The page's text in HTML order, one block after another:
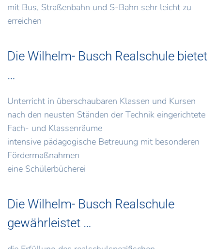
mit Bus, Straßenbahn und S-Bahn sehr leicht zu
erreichen
Die Wilhelm- Busch Realschule bietet
…
Unterricht in überschaubaren Klassen und Kursen
nach den neusten Ständen der Technik eingerichtete
Fach- und Klassenräume
intensive pädagogische Betreuung mit besonderen
Fördermaßnahmen
eine Schülerbücherei
Die Wilhelm- Busch Realschule
gewährleistet …